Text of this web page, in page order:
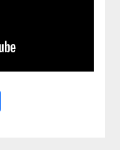
Отправить